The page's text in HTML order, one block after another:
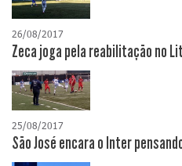
26/08/2017
Zeca joga pela reabilitação no
25/08/2017
São José encara o Inter